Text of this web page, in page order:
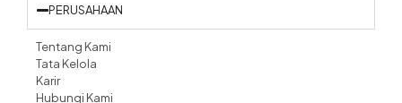
PERUSAHAAN
Tentang Kami
Tata Kelola
Karir
Hubungi Kami